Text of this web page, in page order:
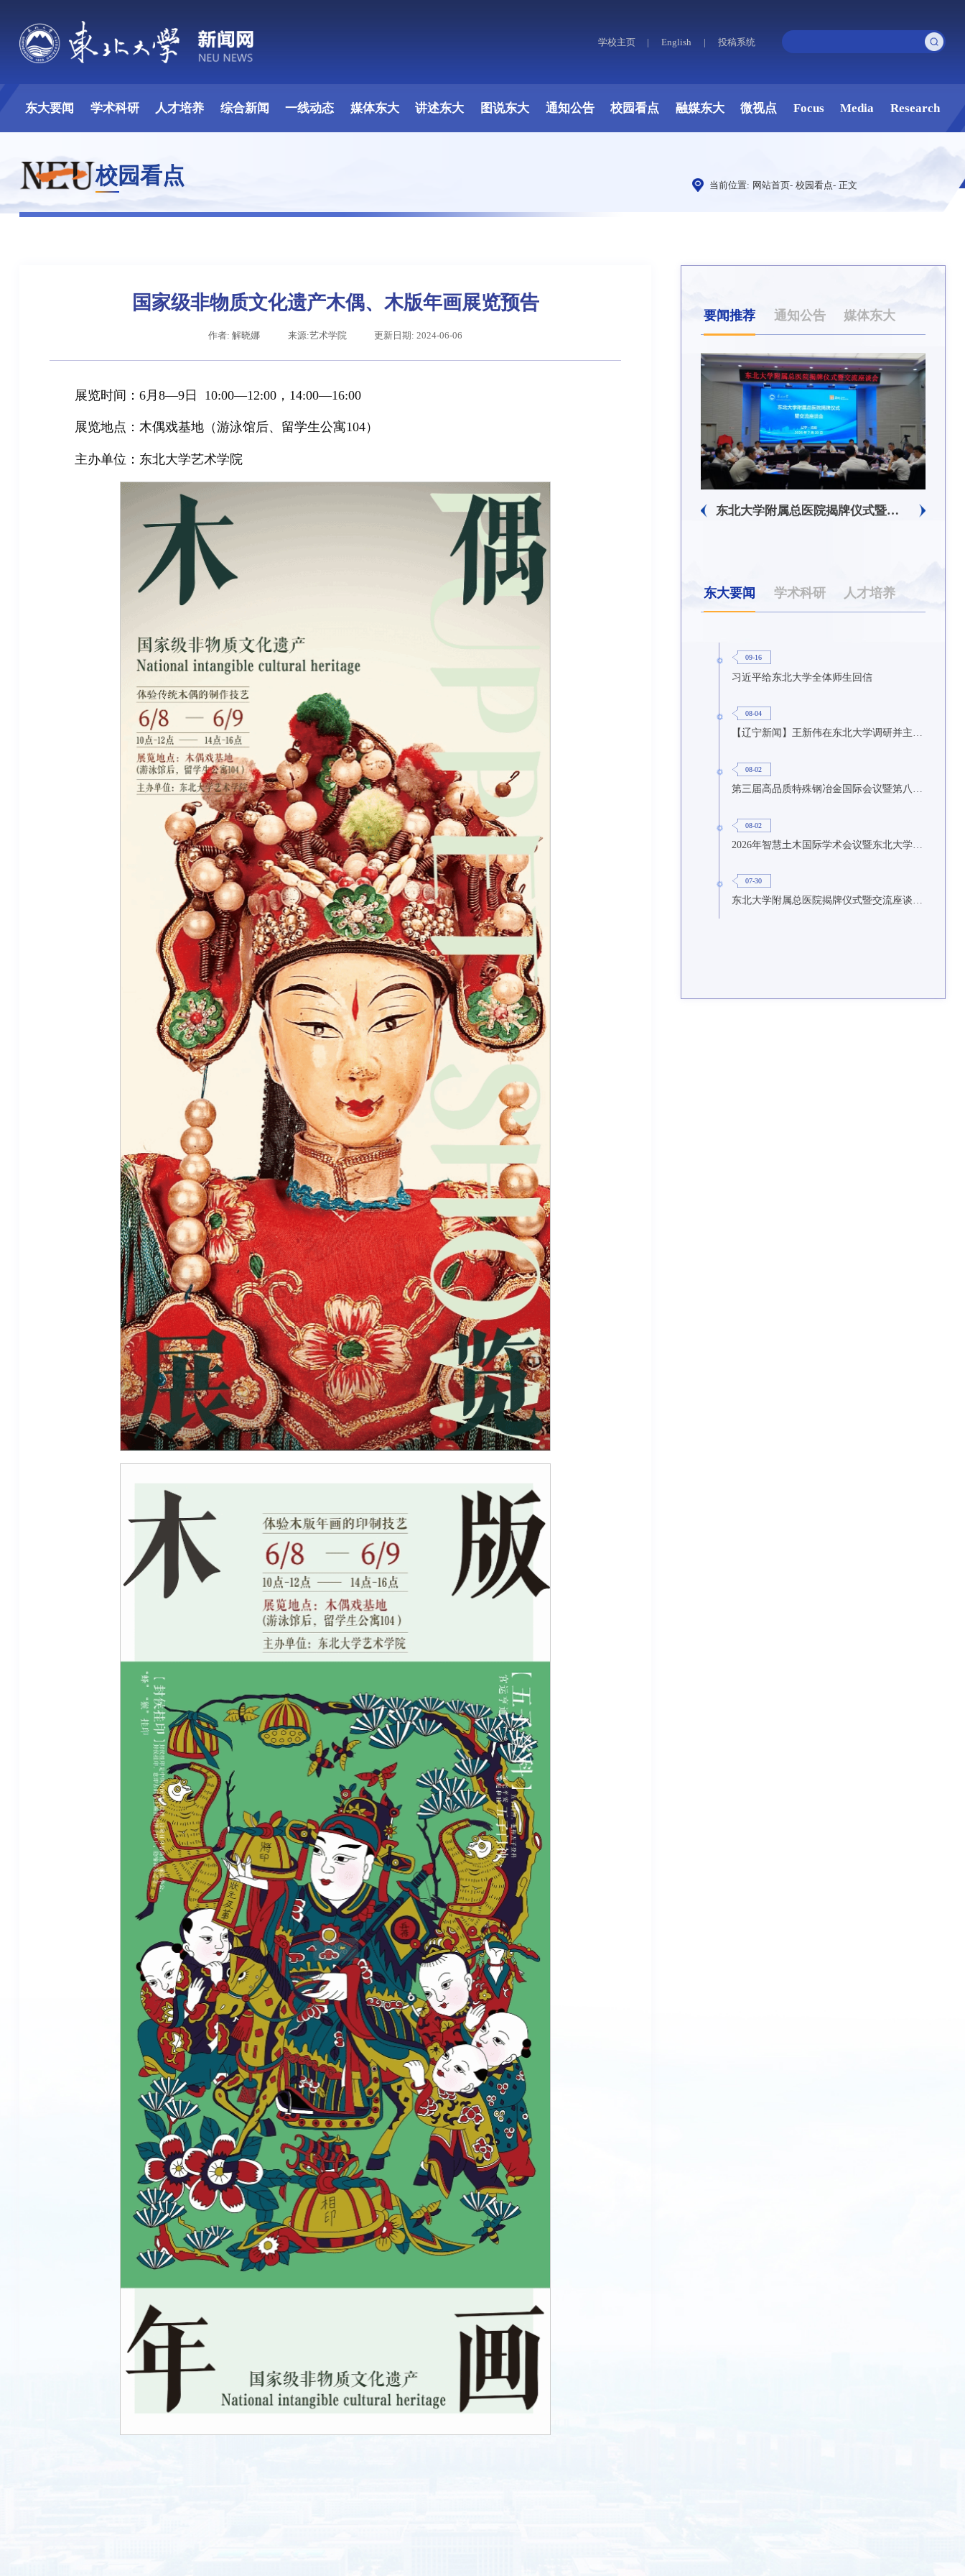
学校主页 | English | 投稿系统
东大要闻 学术科研 人才培养 综合新闻 一线动态 媒体东大 讲述东大 图说东大 通知公告 校园看点 融媒东大 微视点 Focus Media Research
校园看点 当前位置: 网站首页- 校园看点- 正文
国家级非物质文化遗产木偶、木版年画展览预告
作者: 解晓娜 来源:艺术学院 更新日期: 2024-06-06
展览时间：6月8—9日 10:00—12:00，14:00—16:00
展览地点：木偶戏基地（游泳馆后、留学生公寓104）
主办单位：东北大学艺术学院
要闻推荐 通知公告 媒体东大
习近平给东北大学全体师生回信 东北大学举办树立和践行正确政绩观学习教育培训班
东大要闻 学术科研 人才培养
09-16
习近平给东北大学全体师生回信
08-04
【辽宁新闻】王新伟在东北大学调研并主持召开座谈会
08-02
08-02
07-30
东北大学附属总医院揭牌仪式暨交流座谈会举行